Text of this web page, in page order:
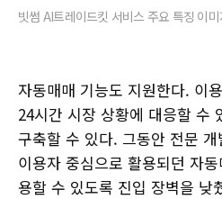
빗썸 AI트레이드킷 서비스 주요 특징 이
자동매매 기능도 지원한다. 이
24시간 시장 상황에 대응할 수
구축할 수 있다. 그동안 전문
이용자 중심으로 활용되던 자
용할 수 있도록 진입 장벽을 낮